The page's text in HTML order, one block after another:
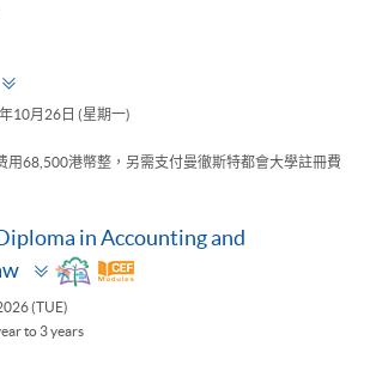
10月26日 (星期一)
用68,500港幣整，另需支付曼徹斯特都會大學註冊費
in Accounting and
Toggle
panel
(TUE)
to 3 years